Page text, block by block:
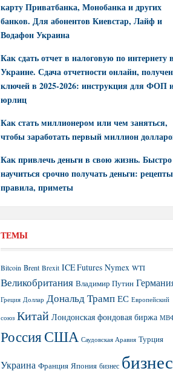
карту Приватбанка, Монобанка и других
банков. Для абонентов Киевстар, Лайф и
Водафон Украина
Как сдать отчет в налоговую по интернету в
Украине. Сдача отчетности онлайн,
ключей в 2025-2026: инструкция для ФОП
юрлиц
Как стать миллионером или чем заняться,
чтобы заработать первый миллион
Как привлечь деньги в свою жизнь. Быстро
научиться срочно получать деньги:
правила, приметы
ТЕМЫ
Bitcoin Brent Brexit ICE Futures Nymex WTI
Великобритания Владимир Путин
Греция Доллар Дональд Трамп ЕС Европейский
союз Китай Лондонская фондовая биржа
РоссияСША Саудовская Аравия Турция
Украина Франция Япония бизнес бизнес